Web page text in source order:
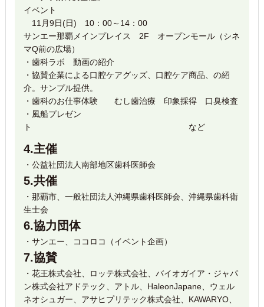
イベント
11月9日(日) 10：00～14：00
サンエー那覇メインプレイス 2F オープンモール（シネ
マQ前の広場）
・歯科ラボ 動画の紹介
・協賛企業による口腔ケアグッズ、口腔ケア商品、の紹
介。サンプル提供。
・歯科のお仕事体験 むし歯治療 印象採得 口臭検査
・風船プレゼン
ト など
4.主催
・公益社団法人南部地区歯科医師会
5.共催
・那覇市、一般社団法人沖縄県歯科医師会、沖縄県歯科衛
生士会
6.協力団体
・サンエー、ココロコ（イベント企画）
7.協賛
・花王株式会社、ロッテ株式会社、バイオガイア・ジャパ
ン株式会社アドテック、アトル、HaleonJapane、ウェル
ネオシュガー、アサヒプリテック株式会社、KAWARYO、